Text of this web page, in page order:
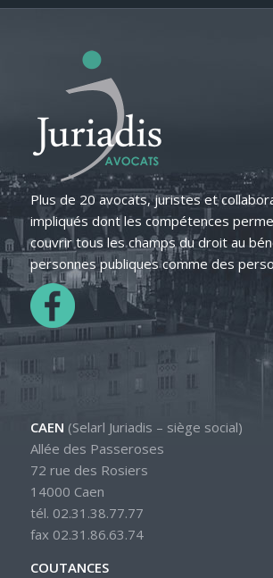
Plus de 20 avocats, juristes et
impliqués dont les compétences
couvrir tous les champs du droit au
personnes publiques comme des
CAEN (Selarl Juriadis – siège social)
Allée des Passeroses
72 rue des Rosiers
14000 Caen
tél. 02.31.38.77.77
fax 02.31.86.63.74
COUTANCES